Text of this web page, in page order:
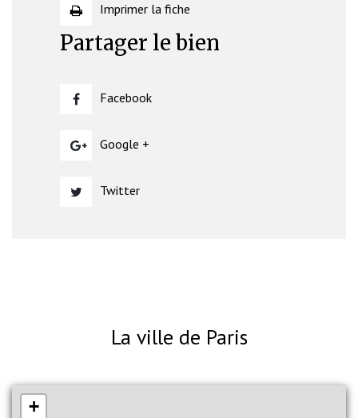
Imprimer la fiche
Partager le bien
Facebook
Google +
Twitter
La ville de Paris
+